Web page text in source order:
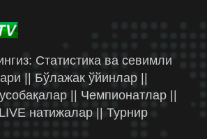
Статистика ва севимли
|| Бўлажак ўйинлар ||
|| Чемпионатлар ||
натижалар || Турнир